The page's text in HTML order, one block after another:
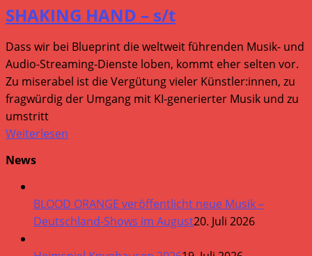
SHAKING HAND – s/t
Dass wir bei Blueprint die weltweit führenden Musik- und
Audio-Streaming-Dienste loben, kommt eher selten vor.
Zu miserabel ist die Vergütung vieler Künstler:innen, zu
fragwürdig der Umgang mit KI-generierter Musik und zu
umstritt
Weiterlesen
News
BLOOD ORANGE veröffentlicht neue Musik –
Deutschland-Shows im August20. Juli 2026